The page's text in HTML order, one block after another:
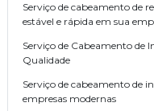
Serviço de cabeamento de
estável e rápida em sua
Serviço de Cabeamento de
Qualidade
Serviço de cabeamento de
empresas modernas